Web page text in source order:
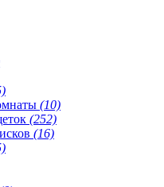
(10)
(252)
(16)